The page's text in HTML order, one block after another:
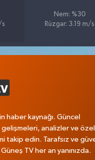
s
Nem: %30
Rüzgar: 3.19 m/s
haber kaynağı. Güncel
analizler ve özel
takip edin. Tarafsız ve
TV her an yanınızda.